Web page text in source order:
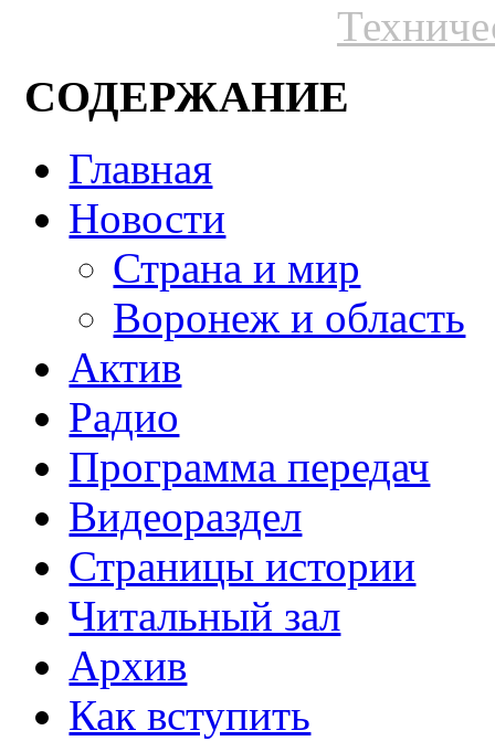
СОДЕРЖАНИЕ
Главная
Новости
Страна и мир
Воронеж и область
Актив
Радио
Программа передач
Видеораздел
Страницы истории
Читальный зал
Архив
Как вступить